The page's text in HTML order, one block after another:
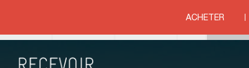
ACHETER